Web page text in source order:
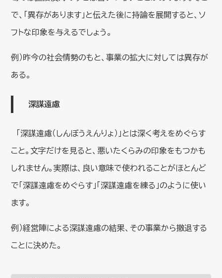
で、「異存があります」と伝えた後に持論を展開すると、ソ
フトな印象を与えるでしょう。
例）昨今の社会情勢のもと、事業の拡大に対しては異存が
ある。
深謀遠慮
「深謀遠慮（しんぼうえんりょ）」とは深く考えをめぐらす
こと。文字だけを見ると、悪いたくらみの印象をもつかも
しれません。実際は、良い意味で使われることがほとんど
で「深謀遠慮をめぐらす」「深謀遠慮を練る」のように使い
ます。
例）経営陣による深謀遠慮の結果、その事業から撤退する
ことに決めた。